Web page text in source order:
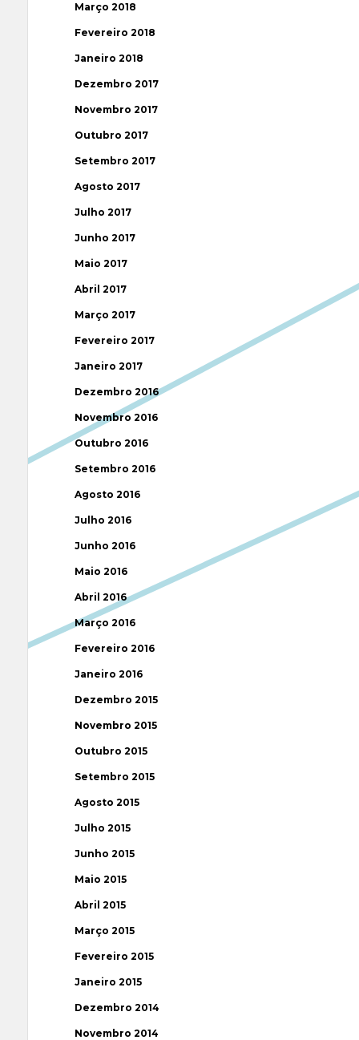
Março 2018
Fevereiro 2018
Janeiro 2018
Dezembro 2017
Novembro 2017
Outubro 2017
Setembro 2017
Agosto 2017
Julho 2017
Junho 2017
Maio 2017
Abril 2017
Março 2017
Fevereiro 2017
Janeiro 2017
Dezembro 2016
Novembro 2016
Outubro 2016
Setembro 2016
Agosto 2016
Julho 2016
Junho 2016
Maio 2016
Abril 2016
Março 2016
Fevereiro 2016
Janeiro 2016
Dezembro 2015
Novembro 2015
Outubro 2015
Setembro 2015
Agosto 2015
Julho 2015
Junho 2015
Maio 2015
Abril 2015
Março 2015
Fevereiro 2015
Janeiro 2015
Dezembro 2014
Novembro 2014